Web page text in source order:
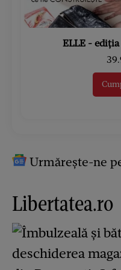
ELLE -
Urmărește-ne
Libertatea.ro